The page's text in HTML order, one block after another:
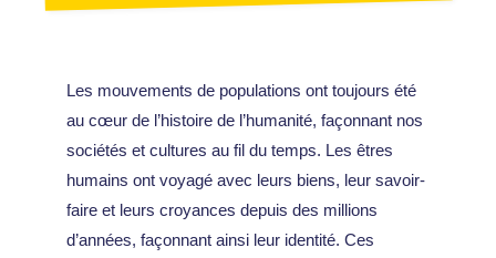
Les mouvements de populations ont toujours été
au cœur de l’histoire de l’humanité, façonnant nos
sociétés et cultures au fil du temps. Les êtres
humains ont voyagé avec leurs biens, leur savoir-
faire et leurs croyances depuis des millions
d’années, façonnant ainsi leur identité. Ces